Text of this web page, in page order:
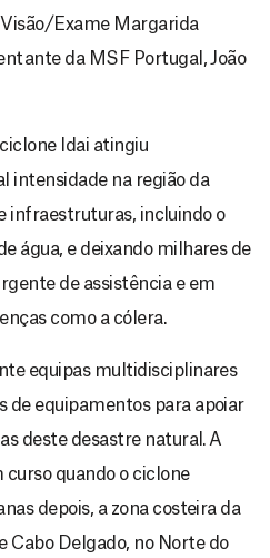
Exame Margarida
da MSF Portugal, João
Idai atingiu
intensidade na região da
infraestruturas, incluindo o
água, e deixando milhares de
de assistência e em
como a cólera.
equipas multidisciplinares
de equipamentos para apoiar
deste desastre natural. A
curso quando o ciclone
depois, a zona costeira da
Cabo Delgado, no Norte do